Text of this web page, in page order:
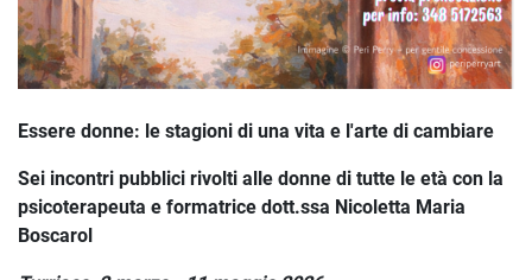
Essere donne: le stagioni di una vita e l'arte di cambiare
Sei incontri pubblici rivolti alle donne di tutte le età con la
psicoterapeuta e formatrice dott.ssa Nicoletta Maria
Boscarol